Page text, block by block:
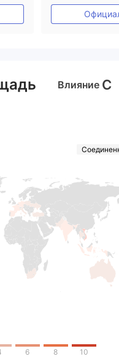
Основной
Влияние C
6 8 10